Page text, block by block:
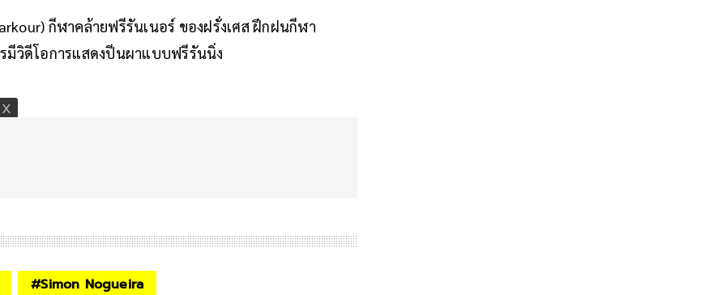
กีฬาคล้ายฟรีรันเนอร์ ของฝรั่งเศส ฝึกฝนกีฬา
มีวิดีโอการแสดงปีนผาแบบฟรีรันนิ่ง
#Simon Nogueira